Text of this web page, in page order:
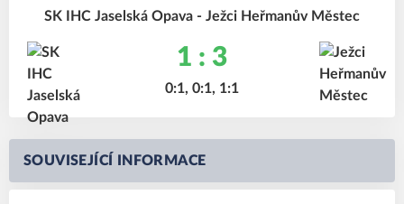
SK IHC Jaselská Opava - Ježci Heřmanův Městec
1 : 3
0:1, 0:1, 1:1
SOUVISEJÍCÍ INFORMACE